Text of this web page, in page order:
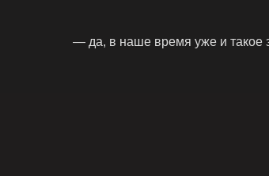
— да, в наше время уже и такое